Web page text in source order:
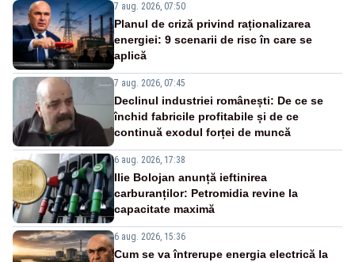
7 aug. 2026, 07:50
Planul de criză privind raționalizarea
energiei: 9 scenarii de risc în care se
aplică
7 aug. 2026, 07:45
Declinul industriei românești: De ce se
închid fabricile profitabile și de ce
continuă exodul forței de muncă
6 aug. 2026, 17:38
Ilie Bolojan anunță ieftinirea
carburanților: Petromidia revine la
capacitate maximă
6 aug. 2026, 15:36
Cum se va întrerupe energia electrică la